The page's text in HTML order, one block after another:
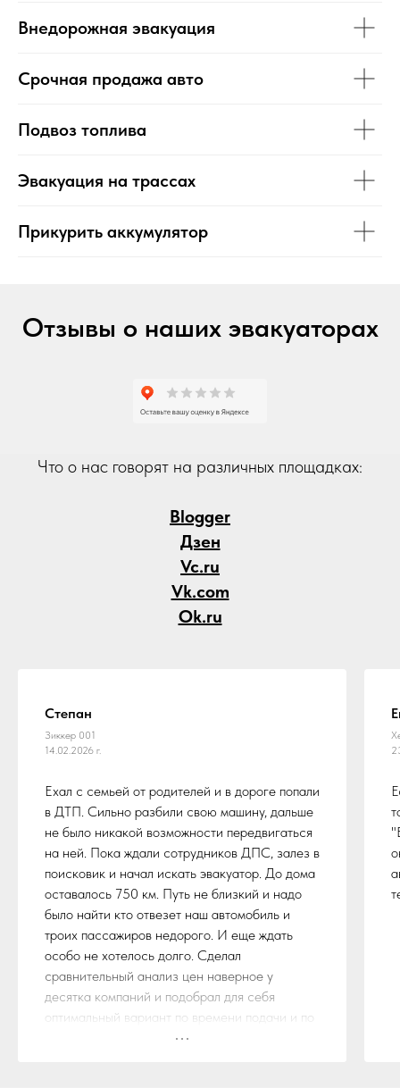
Внедорожная эвакуация
Срочная продажа авто
Подвоз топлива
Эвакуация на трассах
Прикурить аккумулятор
Отзывы о наших эвакуаторах
Что о нас говорят на различных площадках:
Blogger
Дзен
Vc.ru
Vk.com
Ok.ru
Степан
Зиккер 001
14.02.2026 г.
Ехал с семьей от родителей и в дороге попали
в ДТП. Сильно разбили свою машину, дальше
не было никакой возможности передвигаться
на ней. Пока ждали сотрудников ДПС, залез в
поисковик и начал искать эвакуатор. До дома
оставалось 750 км. Путь не близкий и надо
было найти кто отвезет наш автомобиль и
троих пассажиров недорого. И еще ждать
особо не хотелось долго. Сделал
сравнительный анализ цен наверное у
десятка компаний и подобрал для себя
оптимальный вариант по времени подачи и по
стоимости. Остановился на службе эвакуации